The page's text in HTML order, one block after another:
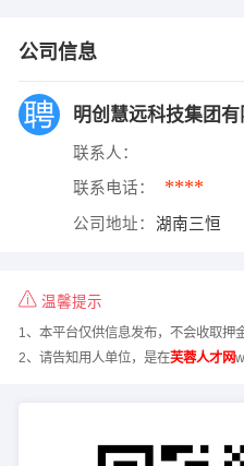
公司信息
明创慧远科技集团有
联系人：
联系电话： ****
公司地址： 湖南三恒
温馨提示
1、本平台仅供信息发布，不会收取押
2、请告知用人单位，是在芙蓉人才网